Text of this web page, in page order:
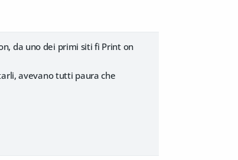
da uno dei primi siti fi Print on
avevano tutti paura che